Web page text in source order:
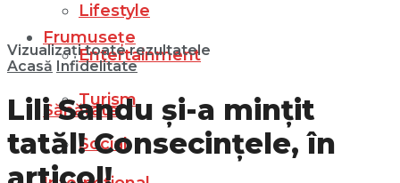
Lifestyle
Entertainment
Turism
Social
Frumusețe
Sănătate
Vizualizați toate rezultatele
Acasă Infidelitate
Lili Sandu și-a mințit
tatăl! Consecințele, în